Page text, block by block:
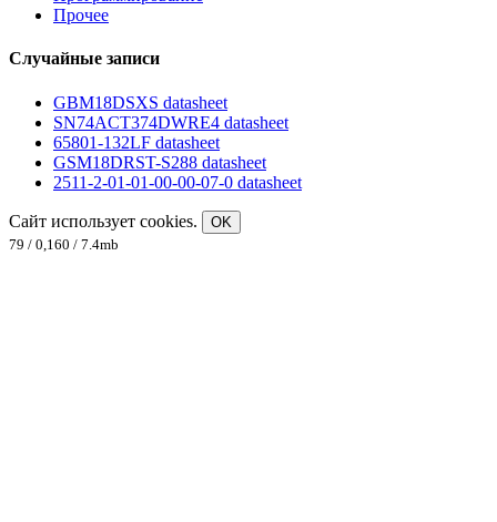
Прочее
Случайные записи
GBM18DSXS datasheet
SN74ACT374DWRE4 datasheet
65801-132LF datasheet
GSM18DRST-S288 datasheet
2511-2-01-01-00-00-07-0 datasheet
Сайт использует cookies.
OK
79 / 0,160 / 7.4mb